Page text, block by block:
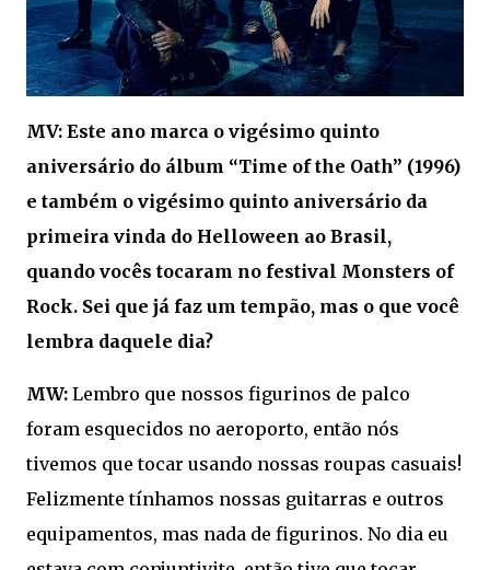
MV: Este ano marca o vigésimo quinto
aniversário do álbum “Time of the Oath” (1996)
e também o vigésimo quinto aniversário da
primeira vinda do Helloween ao Brasil,
quando vocês tocaram no festival Monsters of
Rock. Sei que já faz um tempão, mas o que você
lembra daquele dia?
MW: Lembro que nossos figurinos de palco
foram esquecidos no aeroporto, então nós
tivemos que tocar usando nossas roupas casuais!
Felizmente tínhamos nossas guitarras e outros
equipamentos, mas nada de figurinos. No dia eu